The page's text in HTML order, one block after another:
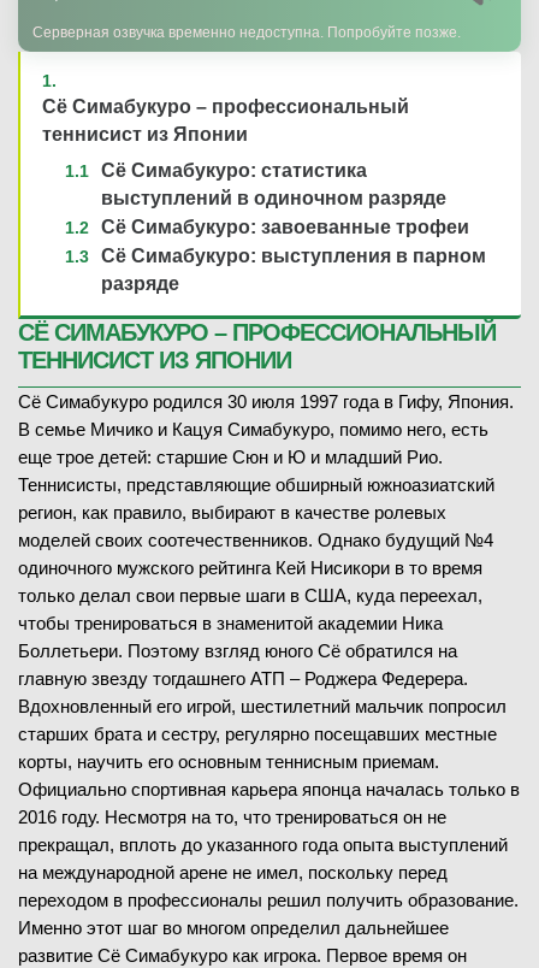
Серверная озвучка временно недоступна. Попробуйте позже.
Сё Симабукуро – профессиональный
теннисист из Японии
Сё Симабукуро: статистика
выступлений в одиночном разряде
Сё Симабукуро: завоеванные трофеи
Сё Симабукуро: выступления в парном
разряде
СЁ СИМАБУКУРО – ПРОФЕССИОНАЛЬНЫЙ
ТЕННИСИСТ ИЗ ЯПОНИИ
Сё Симабукуро родился 30 июля 1997 года в Гифу, Япония.
В семье Мичико и Кацуя Симабукуро, помимо него, есть
еще трое детей: старшие Сюн и Ю и младший Рио.
Теннисисты, представляющие обширный южноазиатский
регион, как правило, выбирают в качестве ролевых
моделей своих соотечественников. Однако будущий №4
одиночного мужского рейтинга Кей Нисикори в то время
только делал свои первые шаги в США, куда переехал,
чтобы тренироваться в знаменитой академии Ника
Боллетьери. Поэтому взгляд юного Сё обратился на
главную звезду тогдашнего АТП – Роджера Федерера.
Вдохновленный его игрой, шестилетний мальчик попросил
старших брата и сестру, регулярно посещавших местные
корты, научить его основным теннисным приемам.
Официально спортивная карьера японца началась только в
2016 году. Несмотря на то, что тренироваться он не
прекращал, вплоть до указанного года опыта выступлений
на международной арене не имел, поскольку перед
переходом в профессионалы решил получить образование.
Именно этот шаг во многом определил дальнейшее
развитие Сё Симабукуро как игрока. Первое время он